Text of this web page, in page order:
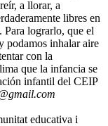
a llorar, a
libres en
Para lograrlo, que el
podamos inhalar aire
con la
que la infancia se
infantil del CEIP
educativa i